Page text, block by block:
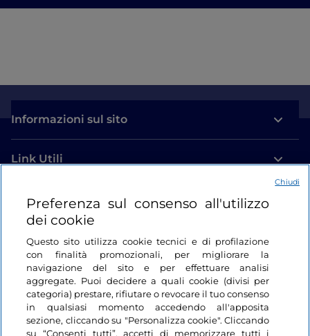
Informazioni sul sito
Link Utili
Login
Restiamo in contatto
Preferenza sul consenso all'utilizzo
dei cookie
Questo sito utilizza cookie tecnici e di profilazione
con finalità promozionali, per migliorare la
navigazione del sito e per effettuare analisi
aggregate. Puoi decidere a quali cookie (divisi per
categoria) prestare, rifiutare o revocare il tuo consenso
in qualsiasi momento accedendo all'apposita
sezione, cliccando su "Personalizza cookie". Cliccando
su “Consenti tutti”, accetti di memorizzare tutti i
Chiudi